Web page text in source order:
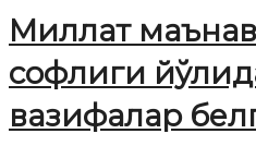
Миллат
софлиги
вазифалар